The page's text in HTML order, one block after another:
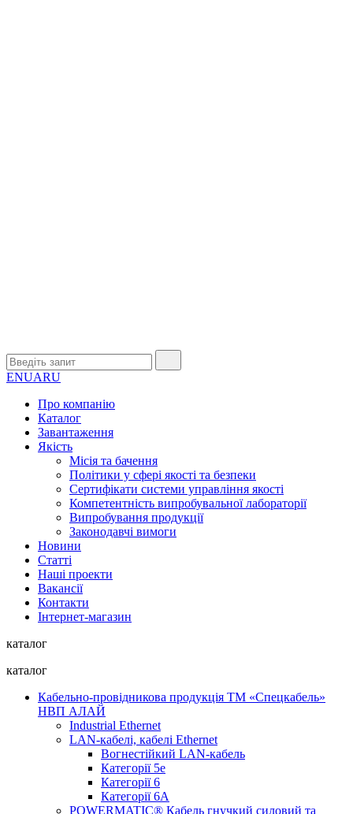
ENUARU
Про компанію
Каталог
Завантаження
Якість
Місія та бачення
Політики у сфері якості та безпеки
Сертифікати системи управління якості
Компетентність випробувальної лабораторії
Випробування продукції
Законодавчі вимоги
Новини
Статті
Наші проекти
Вакансії
Контакти
Інтернет-магазин
каталог
каталог
Кабельно-провідникова продукція ТМ «Спецкабель»
НВП АЛАЙ
Industrial Ethernet
LAN-кабелі, кабелі Ethernet
Вогнестійкий LAN-кабель
Категорії 5е
Категорії 6
Категорії 6А
POWERMATIC® Кабель гнучкий силовий та